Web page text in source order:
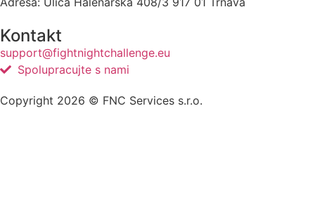
Kontakt
support@fightnightchallenge.eu
Spolupracujte s nami
Copyright 2026 © FNC Services s.r.o.